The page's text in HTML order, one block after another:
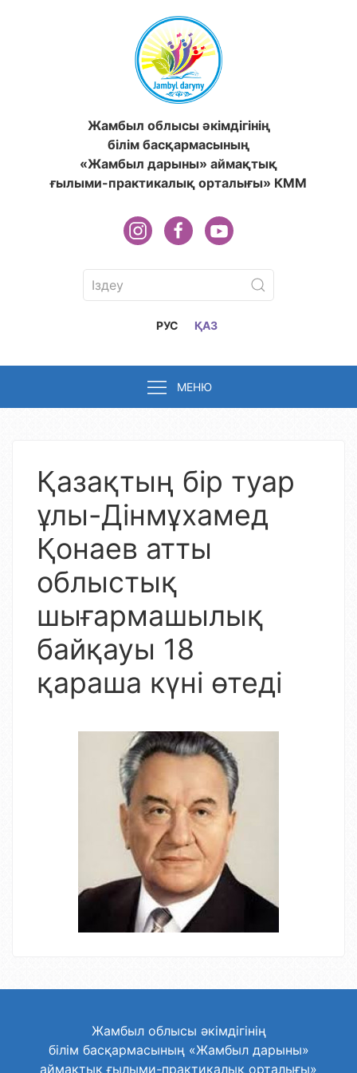
Жамбыл облысы әкімдігінің
білім басқармасының
«Жамбыл дарыны» аймақтық
ғылыми-практикалық орталығы» КММ
РУС ҚАЗ
МЕНЮ
Қазақтың бір туар
ұлы-Дінмұхамед
Қонаев атты
облыстық
шығармашылық
байқауы 18
қараша күні өтеді
Жамбыл облысы әкімдігінің
білім басқармасының «Жамбыл дарыны»
аймақтық ғылыми-практикалық орталығы»